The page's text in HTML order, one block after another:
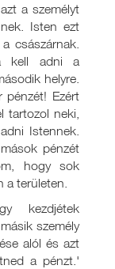
a személyt
Isten ezt
császárnak.
kell adni a
helyre.
pénzét! Ezért
tartozol neki,
Istennek.
pénzét
hogy sok
a területen.
kezdjétek
személy
alól és azt
a pénzt.'